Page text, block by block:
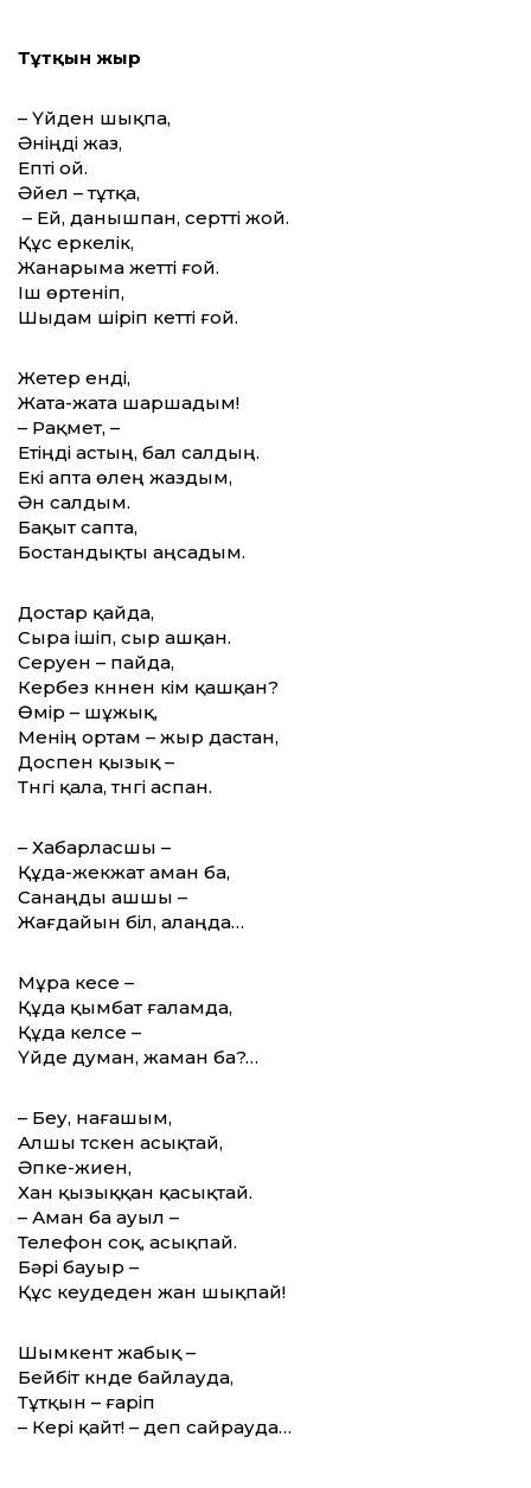
Тұтқын жыр
– Үйден шықпа,
Әніңді жаз,
Епті ой.
Әйел – тұтқа,
– Ей, данышпан, сертті жой.
Құс еркелік,
Жанарыма жетті ғой.
Іш өртеніп,
Шыдам шіріп кетті ғой.
Жетер енді,
Жата-жата шаршадым!
– Рақмет, –
Етіңді астың, бал салдың.
Екі апта өлең жаздым,
Ән салдым.
Бақыт сапта,
Бостандықты аңсадым.
Достар қайда,
Сыра ішіп, сыр ашқан.
Серуен – пайда,
Кербез күннен кім қашқан?
Өмір – шұжық,
Менің ортам – жыр дастан,
Доспен қызық –
Түнгі қала, түнгі аспан.
– Хабарласшы –
Құда-жекжат аман ба,
Санаңды ашшы –
Жағдайын біл, алаңда…
Мұра кесе –
Құда қымбат ғаламда,
Құда келсе –
Үйде думан, жаман ба?…
– Беу, нағашым,
Алшы түскен асықтай,
Әпке-жиен,
Хан қызыққан қасықтай.
– Аман ба ауыл –
Телефон соқ, асықпай.
Бәрі бауыр –
Құс кеудеден жан шықпай!
Шымкент жабық –
Бейбіт күнде байлауда,
Тұтқын – ғаріп
– Кері қайт! – деп сайрауда…